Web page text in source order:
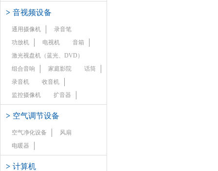
> 音视频设备
通用摄像机
录音笔
功放机
电视机
音箱
激光视盘机（蓝光、DVD）
组合音响
家庭影院
话筒
录音机
收音机
监控摄像机
扩音器
> 空气调节设备
空气净化设备
风扇
电暖器
> 计算机